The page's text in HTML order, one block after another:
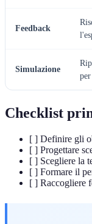
Feedback
Simulazione
Checklist
[ ] Definire gli
[ ] Progettare
[ ] Scegliere la
[ ] Formare il
[ ] Raccogliere